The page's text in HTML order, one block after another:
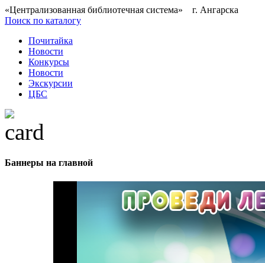
«Централизованная библиотечная система» г. Ангарска
Поиск по каталогу
Почитайка
Новости
Конкурсы
Новости
Экскурсии
ЦБС
Баннеры на главной